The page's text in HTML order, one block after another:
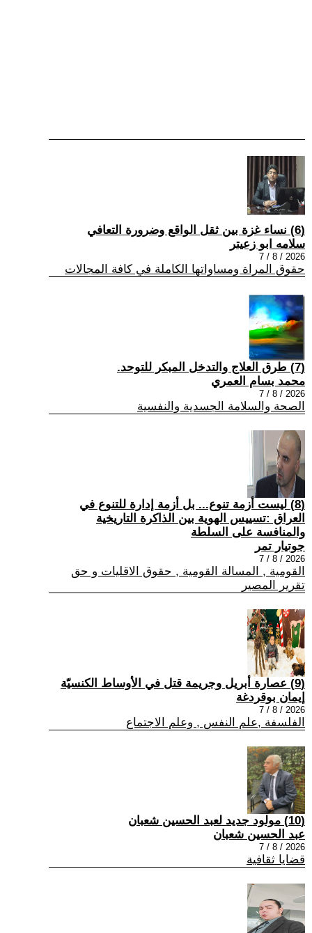
(6) نساء غزة بين ثقل الواقع وضرورة التعافي
سلامه ابو زعيتر
2026 / 8 / 7
حقوق المراة ومساواتها الكاملة في كافة المجالات
(7) طرق العلاج والتدخل المبكر للتوحد.
محمد بسام العمري
2026 / 8 / 7
الصحة والسلامة الجسدية والنفسية
(8) ليست أزمة تنوع... بل أزمة إدارة للتنوع في
العراق :تسييس الهوية بين الذاكرة التاريخية
والمنافسة على السلطة
جوتيار تمر
2026 / 8 / 7
القومية , المسالة القومية , حقوق الاقليات و حق
تقرير المصير
(9) عصارة أبريل وجريمة قتل في الأوساط الكنسيّة
إيمان بوقردغة
2026 / 8 / 7
الفلسفة ,علم النفس , وعلم الاجتماع
(10) مولود جديد لعبد الحسين شعبان
عبد الحسين شعبان
2026 / 8 / 7
قضايا ثقافية